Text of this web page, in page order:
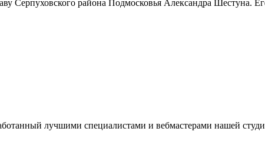
Серпуховского района Подмосковья Александра Шестуна.
лучшими специалистами и вебмастерами нашей